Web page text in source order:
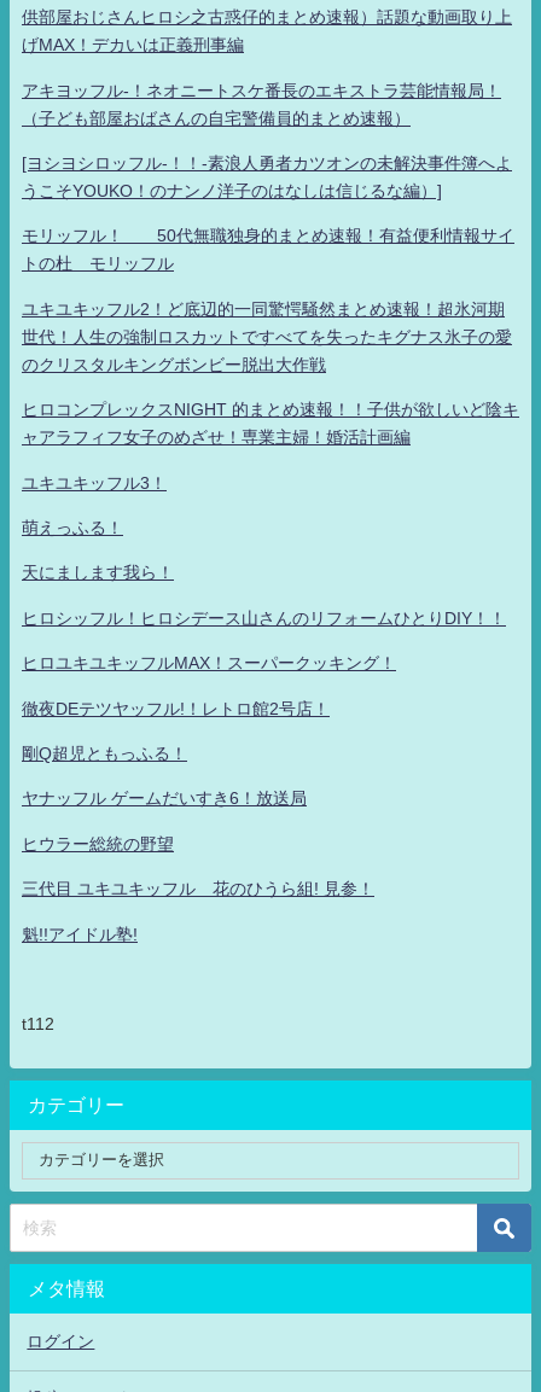
供部屋おじさんヒロシ之古惑仔的まとめ速報）話題な動画取り上
げMAX！デカいは正義刑事編
アキヨッフル-！ネオニートスケ番長のエキストラ芸能情報局！
（子ども部屋おばさんの自宅警備員的まとめ速報）
[ヨシヨシロッフル-！！-素浪人勇者カツオンの未解決事件簿へよ
うこそYOUKO！のナンノ洋子のはなしは信じるな編）]
モリッフル！ 50代無職独身的まとめ速報！有益便利情報サイ
トの杜 モリッフル
ユキユキッフル2！ど底辺的一同驚愕騒然まとめ速報！超氷河期
世代！人生の強制ロスカットですべてを失ったキグナス氷子の愛
のクリスタルキングボンビー脱出大作戦
ヒロコンプレックスNIGHT 的まとめ速報！！子供が欲しいど陰キ
ャアラフィフ女子のめざせ！専業主婦！婚活計画編
ユキユキッフル3！
萌えっふる！
天にまします我ら！
ヒロシッフル！ヒロシデース山さんのリフォームひとりDIY！！
ヒロユキユキッフルMAX！スーパークッキング！
徹夜DEテツヤッフル!！レトロ館2号店！
剛Q超児ともっふる！
ヤナッフル ゲームだいすき6！放送局
ヒウラー総統の野望
三代目 ユキユキッフル 花のひうら組! 見参！
魁!!アイドル塾!
t112
カテゴリー
メタ情報
ログイン